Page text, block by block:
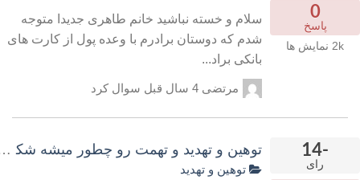
0
پاسخ
2k
نمایش ها
سلام و خسته نباشید خانم طاهری جدیدا متوجه
شدم که دوستان برادرم با وعده پول از کارت های
بانکی براد...
مرتضی 4 سال قبل سوال کرد
-14
رای
توهین و تهدید و تهمت رو چطور میشه
توهین و تهدید